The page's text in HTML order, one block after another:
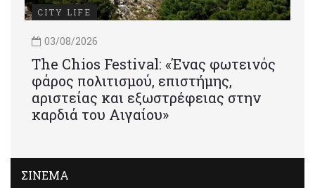
CITY LIFE
03/08/2026
Τhe Chios Festival: «Ένας φωτεινός
φάρος πολιτισμού, επιστήμης,
αριστείας και εξωστρέφειας στην
καρδιά του Αιγαίου»
ΣΙΝΕΜΑ